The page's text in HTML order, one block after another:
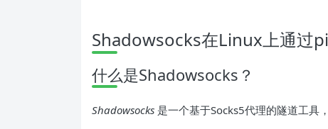
Shadowsocks在Linux上通过
什么是Shadowsocks？
Shadowsocks 是一个基于Socks5代理的隧道工具